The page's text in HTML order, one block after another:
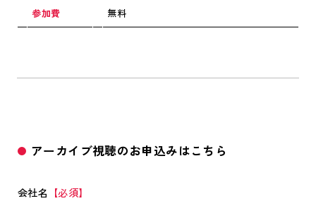
参加費 無料
アーカイブ視聴のお申込みはこちら
会社名 【必須】